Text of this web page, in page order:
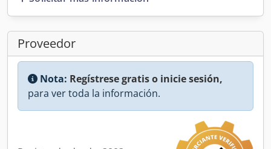
Proveedor
Nota: Regístrese gratis o inicie sesión,
para ver toda la información.